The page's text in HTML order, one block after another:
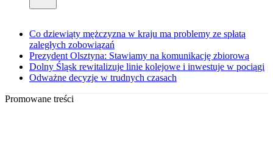
Co dziewiąty mężczyzna w kraju ma problemy ze spłatą
zaległych zobowiązań
Prezydent Olsztyna: Stawiamy na komunikację zbiorową
Dolny Śląsk rewitalizuje linie kolejowe i inwestuje w pociągi
Odważne decyzje w trudnych czasach
Promowane treści